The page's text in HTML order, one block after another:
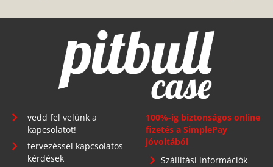
vedd fel velünk a
kapcsolatot!
tervezéssel kapcsolatos
kérdések
100%-ig biztonságos online
fizetés a SimplePay
jóvoltából
Szállítási információk